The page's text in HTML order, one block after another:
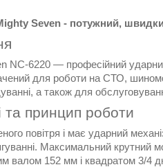
Seven - потужний,
NC-6220 — професійний
для роботи на СТО,
а також для
та принцип роботи
повітря і має ударний
Максимальний
валом 152 мм і квадратом 3/4